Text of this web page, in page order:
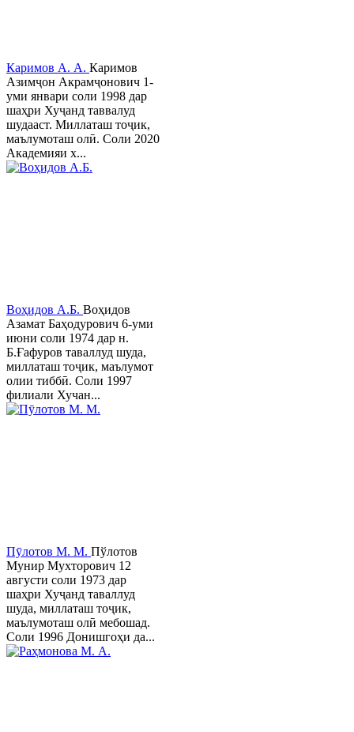
Каримов А. А. Каримов
Азимҷон Акрамҷонович 1-
уми январи соли 1998 дар
шаҳри Хуҷанд таввалуд
шудааст. Миллаташ тоҷик,
маълумоташ олӣ. Соли 2020
Академияи х...
Воҳидов А.Б. Воҳидов
Азамат Баҳодурович 6-уми
июни соли 1974 дар н.
Б.Ғафуров таваллуд шуда,
миллаташ тоҷик, маълумот
олии тиббӣ. Соли 1997
филиали Хучан...
Пӯлотов М. М. Пўлотов
Мунир Мухторович 12
августи соли 1973 дар
шаҳри Хуҷанд таваллуд
шуда, миллаташ тоҷик,
маълумоташ олӣ мебошад.
Соли 1996 Донишгоҳи да...